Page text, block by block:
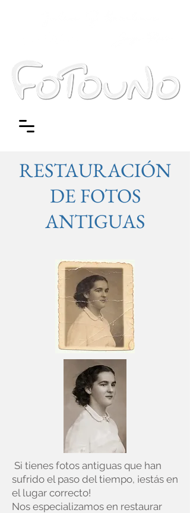
RESTAURACIÓN
DE FOTOS
ANTIGUAS
Si tienes fotos antiguas que han
sufrido el paso del tiempo, ¡estás en
el lugar correcto!
Nos especializamos en restaurar